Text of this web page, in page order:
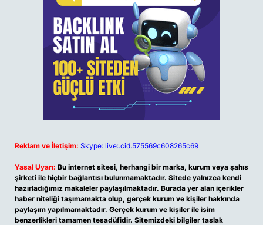
Reklam ve İletişim: Skype: live:.cid.575569c608265c69
Yasal Uyarı: Bu internet sitesi, herhangi bir marka, kurum veya şahıs
şirketi ile hiçbir bağlantısı bulunmamaktadır. Sitede yalnızca kendi
hazırladığımız makaleler paylaşılmaktadır. Burada yer alan içerikler
haber niteliği taşımamakta olup, gerçek kurum ve kişiler hakkında
paylaşım yapılmamaktadır. Gerçek kurum ve kişiler ile isim
benzerlikleri tamamen tesadüfidir. Sitemizdeki bilgiler taslak